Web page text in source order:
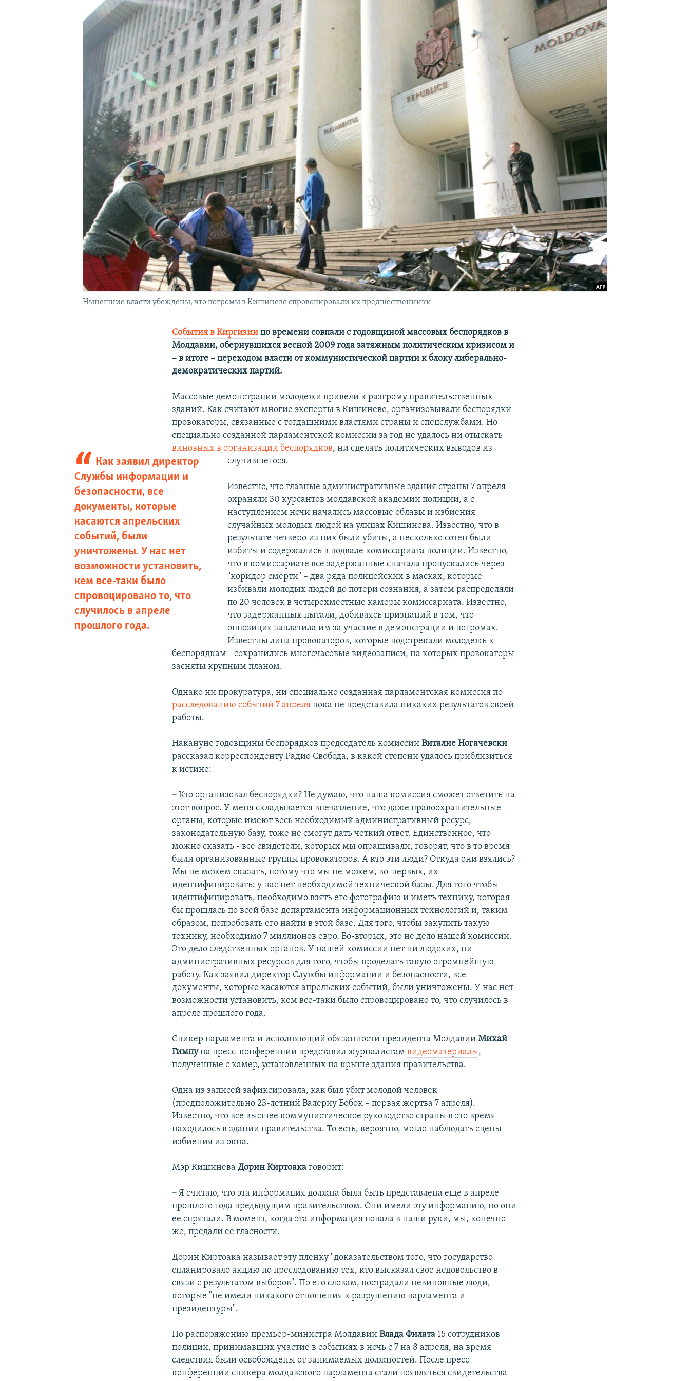
ПОДПИШИТЕСЬ НА РАССЫЛКУ
Нынешние власти убеждены, что погромы в Кишиневе спровоцировали их предшественники
Cобытия в Киргизии по времени совпали с годовщиной массовых беспорядков в
Молдавии, обернувшихся весной 2009 года затяжным политическим кризисом и
–в итоге – переходом власти от коммунистической партии к блоку либерально-
демократических партий.
Массовые демонстрации молодежи привели к разгрому правительственных
зданий. Как считают многие эксперты в Кишиневе, организовывали беспорядки
провокаторы, связанные с тогдашними властями страны и спецслужбами. Но
специально созданной парламентской комиссии за год не удалось ни отыскать
виновных в организации беспорядков, ни сделать политических выводов из
случившегося.
Как заявил директор
Службы информации и
безопасности, все
документы, которые
касаются апрельских
событий, были
уничтожены. У нас нет
возможности установить,
кем все-таки было
спровоцировано то, что
случилось в апреле
прошлого года.
Известно, что главные административные здания страны 7 апреля
охраняли 30 курсантов молдавской академии полиции, а с
наступлением ночи начались массовые облавы и избиения
случайных молодых людей на улицах Кишинева. Известно, что в
результате четверо из них были убиты, а несколько сотен были
избиты и содержались в подвале комиссариата полиции. Известно,
что в комиссариате все задержанные сначала пропускались через
"коридор смерти" – два ряда полицейских в масках, которые
избивали молодых людей до потери сознания, а затем распределяли
по 20 человек в четырехместные камеры комиссариата. Известно,
что задержанных пытали, добиваясь признаний в том, что
оппозиция заплатила им за участие в демонстрации и погромах.
Известны лица провокаторов, которые подстрекали молодежь к
беспорядкам - сохранились многочасовые видеозаписи, на которых провокаторы
засняты крупным планом.
Однако ни прокуратура, ни специально созданная парламентская комиссия по
расследованию событий 7 апреля пока не представила никаких результатов своей
работы.
Накануне годовщины беспорядков председатель комиссииВиталие Ногачевски
рассказал корреспонденту Радио Свобода, в какой степени удалось приблизиться
к истине:
–Кто организовал беспорядки? Не думаю, что наша комиссия сможет ответить на
этот вопрос. У меня складывается впечатление, что даже правоохранительные
органы, которые имеют весь необходимый административный ресурс,
законодательную базу, тоже не смогут дать четкий ответ. Единственное, что
можно сказать - все свидетели, которых мы опрашивали, говорят, что в то время
были организованные группы провокаторов. А кто эти люди? Откуда они взялись?
Мы не можем сказать, потому что мы не можем, во-первых, их
идентифицировать: у нас нет необходимой технической базы. Для того чтобы
идентифицировать, необходимо взять его фотографию и иметь технику, которая
бы прошлась по всей базе департамента информационных технологий и, таким
образом, попробовать его найти в этой базе. Для того, чтобы закупить такую
технику, необходимо 7 миллионов евро. Во-вторых, это не дело нашей комиссии.
Это дело следственных органов. У нашей комиссии нет ни людских, ни
административных ресурсов для того, чтобы проделать такую огромнейшую
работу. Как заявил директор Службы информации и безопасности, все
документы, которые касаются апрельских событий, были уничтожены. У нас нет
возможности установить, кем все-таки было спровоцировано то, что случилось в
апреле прошлого года.
Спикер парламента и исполняющий обязанности президента МолдавииМихай
Гимпуна пресс-конференции представил журналистамвидеоматериалы,
полученные с камер, установленных на крыше здания правительства.
Одна из записей зафиксировала, как был убит молодой человек
(предположительно 23-летний Валериу Бобок – первая жертва 7 апреля).
Известно, что все высшее коммунистическое руководство страны в это время
находилось в здании правительства. То есть, вероятно, могло наблюдать сцены
избиения из окна.
Мэр КишиневаДорин Киртоака говорит:
–Я считаю, что эта информация должна была быть представлена еще в апреле
прошлого года предыдущим правительством. Они имели эту информацию, но они
ее спрятали. В момент, когда эта информация попала в наши руки, мы, конечно
же, предали ее гласности.
Дорин Киртоака называет эту пленку "доказательством того, что государство
спланировало акцию по преследованию тех, кто высказал свое недовольство в
связи с результатом выборов". По его словам, пострадали невиновные люди,
которые "не имели никакого отношения к разрушению парламента и
президентуры".
По распоряжению премьер-министра МолдавииВлада Филата 15 сотрудников
полиции, принимавших участие в событиях в ночь с 7 на 8 апреля, на время
следствия были освобождены от занимаемых должностей. После пресс-
конференции спикера молдавского парламента стали появляться свидетельства